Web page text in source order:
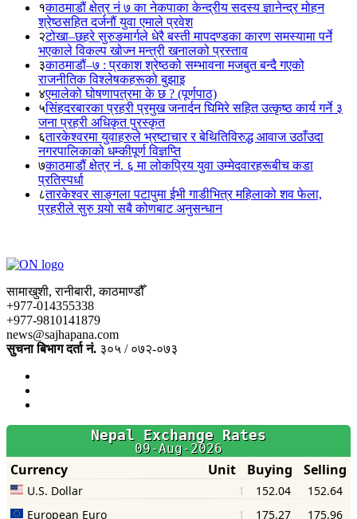
१काठमाडौं क्षेत्र नं ७ का नेकपाका केन्द्रीय सदस्य ज्ञानेन्द्र मोहन
श्रेष्ठसहित दर्जनौं युवा एमाले प्रवेश
२टोखा–छहरे सुरुङमार्गले धेरै बस्ती मापदण्डका कारण समस्यामा पर्ने
भएकाले विकल्प खोज्न मन्त्री खनालको प्रस्ताव
३काठमाडौं–७ : प्रकाश श्रेष्ठको सम्भावना मजबुत बन्दै गएको
राजनीतिक विश्लेषकहरूको बुझाइ
४एमालेको घोषणापत्रमा के छ ? (पूर्णपाठ)
५सिंहदरबारका प्रहरी प्रमुख जनार्दन घिमिरे सहित उत्कृष्ठ कार्य गर्ने ३
जना प्रहरी अधिकृत पुरस्कृत
६तारकेश्वरमा युवाहरुले भ्रष्टाचार र बेथितिविरुद्ध आवाज उठाँउदा
नगरपालिकाको धम्कीपूर्ण विज्ञप्ति
७काठमाडौं क्षेत्र नं. ६ मा लोकप्रिय युवा उम्मेदवारहरूबीच कडा
प्रतिस्पर्धा
८तारकेश्वर साङ्गला पटापुमा ईभी गाडीभित्र महिलाको शव फेला,
प्रहरीले सुरु गर्‍यो सबै कोणबाट अनुसन्धान
सामाखुशी, रानीबारी, काठमाण्डौँ
+977-014355338
+977-9810141879
news@sajhapana.com
सुचना बिभाग दर्ता नं. ३०५ / ०७२-०७३